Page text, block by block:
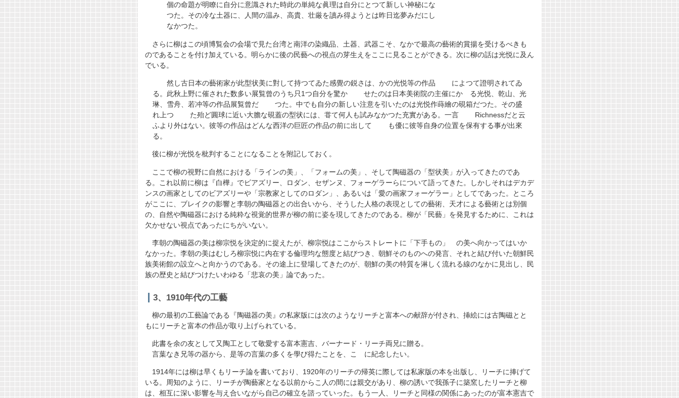
個の命題が明瞭に自分に意識された時此の単純な眞理は自分にとつて新しい神秘にな
つた。その冷な土器に、人間の温み、高貴、壮厳を讀み得ようとは昨日迄夢みだにし
なかつた。
さらに柳はこの頃博覧会の会場で見た台湾と南洋の染織品、土器、武器こそ、なかで最高の藝術的賞揚を受けるべきも
のであることを付け加えている。明らかに後の民藝への視点の芽生えをここに見ることができる。次に柳の話は光悦に及ん
でいる。
然し古日本の藝術家が此型状美に對して持つてゐた感覺の鋭さは、かの光悦等の作品 によつて證明されてゐ
る。此秋上野に催された数多い展覧曾のうち只1つ自分を驚か せたのは日本美術院の主催にかゝる光悦、乾山、光
琳、雪舟、若冲等の作品展覧曾だ つた。中でも自分の新しい注意を引いたのは光悦作蒔繪の硯箱だつた。その盛
れ上つ た殆ど圓球に近い大膽な硯蓋の型状には、甞て何人も試みなかつた充實がある。一言 Richnessだと云
ふより外はない。彼等の作品はどんな西洋の巨匠の作品の前に出して も優に彼等自身の位置を保有する事が出來
る。
後に柳が光悦を枇判することになることを附記しておく。
ここで柳の視野に自然における「ラインの美」、「フォームの美」、そして陶磁器の「型状美」が入ってきたのであ
る。これ以前に柳は『白樺』でビアズリー、ロダン、セザンヌ、フォーゲラーらについて語ってきた。しかしそれはデカデ
ンスの画家としてのビアズリーや「宗教家としてのロダン」、あるいは「愛の画家フォーゲラー」としてであった。ところ
がここに、ブレイクの影響と李朝の陶磁器との出合いから、そうした人格の表現としての藝術、天才による藝術とは別個
の、自然や陶磁器における純粋な視覚的世界が柳の前に姿を現してきたのである。柳が「民藝」を発見するために、これは
欠かせない視点であったにちがいない。
李朝の陶磁器の美は柳宗悦を決定的に捉えたが、柳宗悦はここからストレートに「下手もの」 の美へ向かってはいか
なかった。李朝の美はむしろ柳宗悦に内在する倫理均な態度と結びつき、朝鮮そのものへの発言、それと結び付いた朝鮮民
族美術館の設立へと向かうのである。その途上に登場してきたのが、朝鮮の美の特質を淋しく流れる線のなかに見出し、民
族の歴史と結びつけたいわゆる「悲哀の美」論であった。
3、1910年代の工藝
柳の最初の工藝論である『陶磁器の美』の私家版には次のようなリーチと富本への献辞が付され、挿絵には古陶磁とと
もにリーチと富本の作品が取り上げられている。
此書を余の友として又陶工として敬愛する富本憲吉、バーナード・リーチ両兄に贈る。
言葉なき兄等の器から、是等の言葉の多くを學び得たことを、こゝに紀念したい。
1914年には柳は早くもリーチ論を書いており、1920年のリーチの帰英に際しては私家版の本を出版し、リーチに捧げて
いる。周知のように、リーチが陶藝家となる以前からこ人の間には親交があり、柳の誘いで我孫子に築窯したリーチと柳
は、相互に深い影響を与え合いながら自己の確立を諮っていった。もう一人、リーチと同様の関係にあったのが富本憲吉で